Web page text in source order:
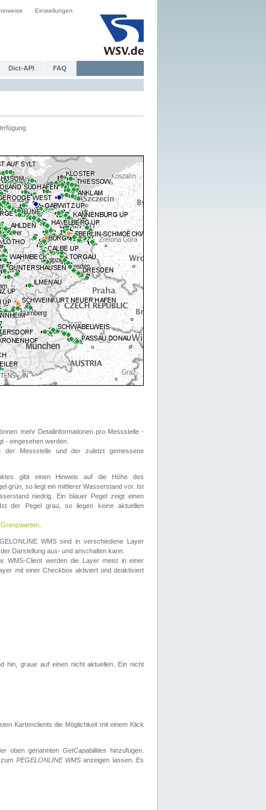
Einstellungen
Dict-API FAQ
mehr Detailinformationen pro Messstelle -
- eingesehen werden.
der Messstelle und der zuletzt gemessene
gibt einen Hinweis auf die Höhe des
grün, so liegt ein mittlerer Wasserstand vor. Ist
niedrig. Ein blauer Pegel zeigt einen
der Pegel grau, so liegen keine aktuellen
WMS sind in verschiedene Layer
Darstellung aus- und anschalten kann.
WMS-Client werden die Layer meist in einer
mit einer Checkbox aktiviert und deaktiviert
hin, graue auf einen nicht aktuellen. Ein nicht
Kartenclients die Möglichkeit mit einem Klick
oben genannten GetCapabilities hinzufügen.
PEGELONLINE WMSanzeigen lassen. Es